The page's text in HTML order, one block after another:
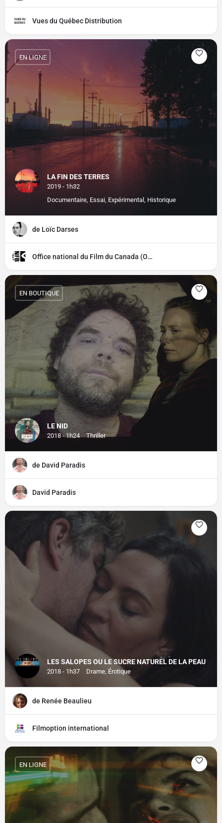
Vues du Québec Distribution
LA FIN DES TERRES
2019 - 1h32
Documentaire, Essai, Expérimental, Historique
EN LIGNE
de Loïc Darses
Office national du Film du Canada (ONF)
LE NID
2018 - 1h24 Thriller
EN BOUTIQUE
de David Paradis
David Paradis
LES SALOPES OU LE SUCRE NATUREL DE LA PEAU
2018 - 1h37 Drame, Érotique
de Renée Beaulieu
Filmoption international
EN LIGNE